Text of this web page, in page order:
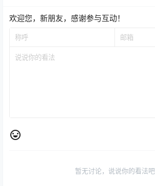
欢迎您，新朋友，感谢参与互动！
暂无讨论，说说你的看法吧